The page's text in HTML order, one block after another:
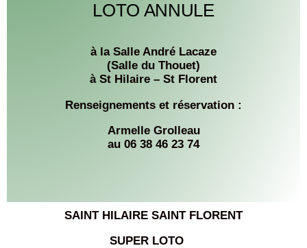
LOTO ANNULE
à la Salle André Lacaze
(Salle du Thouet)
à St Hilaire – St Florent
Renseignements et réservation :
Armelle Grolleau
au 06 38 46 23 74
SAINT HILAIRE SAINT FLORENT
SUPER LOTO